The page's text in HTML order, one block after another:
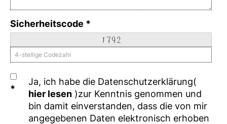
Sicherheitscode
Ja, ich habe die Datenschutzerklärung(
hier lesen)zur Kenntnis genommen und
bin damit einverstanden, dass die von mir
angegebenen Daten elektronisch erhoben